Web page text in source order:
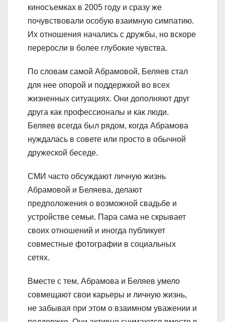
киносъемках в 2005 году и сразу же
почувствовали особую взаимную симпатию.
Их отношения начались с дружбы, но вскоре
переросли в более глубокие чувства.
По словам самой Абрамовой, Беляев стал
для нее опорой и поддержкой во всех
жизненных ситуациях. Они дополняют друг
друга как профессионалы и как люди.
Беляев всегда был рядом, когда Абрамова
нуждалась в совете или просто в обычной
дружеской беседе.
СМИ часто обсуждают личную жизнь
Абрамовой и Беляева, делают
предположения о возможной свадьбе и
устройстве семьи. Пара сама не скрывает
своих отношений и иногда публикует
совместные фотографии в социальных
сетях.
Вместе с тем, Абрамова и Беляев умело
совмещают свои карьеры и личную жизнь,
не забывая при этом о взаимном уважении и